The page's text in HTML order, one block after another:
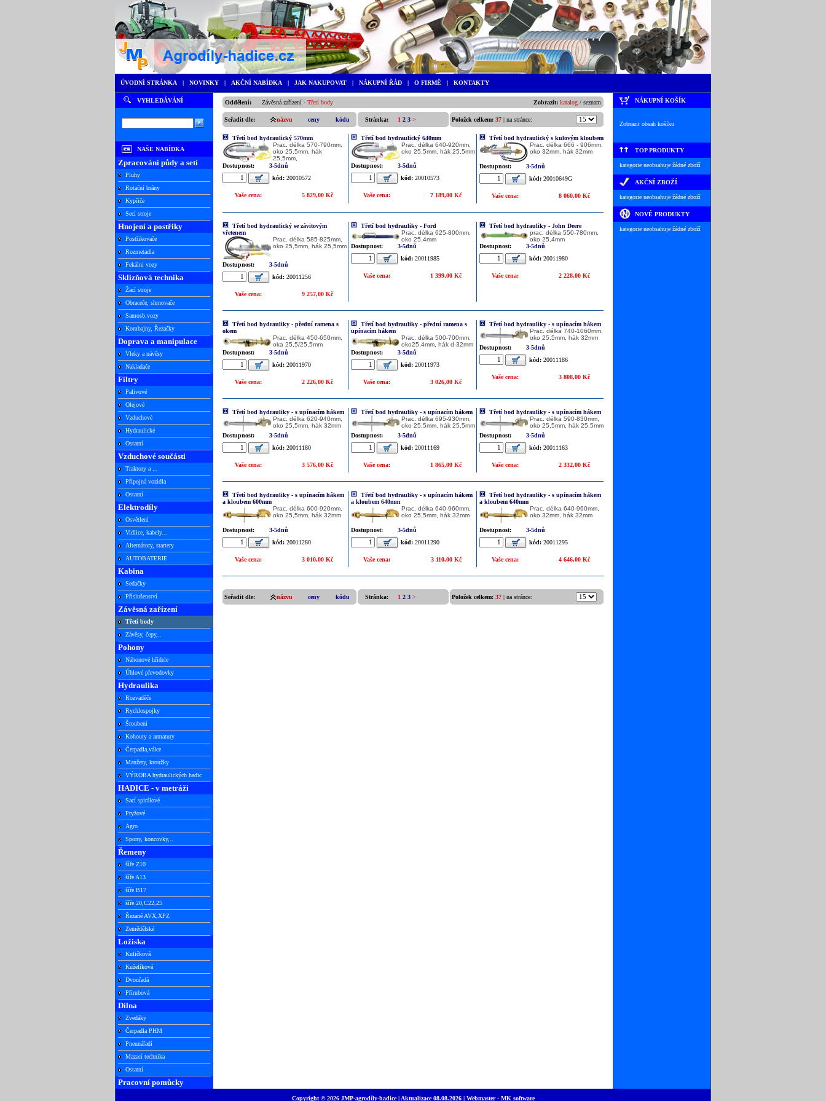
ÚVODNÍ STRÁNKA | NOVINKY | AKČNÍ NABÍDKA | JAK NAKUPOVAT | NÁKUPNÍ ŘÁD | O FIRMĚ | KONTAKTY
VYHLEDÁVÁNÍ
NAŠE NABÍDKA
Zpracování půdy a setí
Pluhy
Rotační brány
Kypřiče
Secí stroje
Hnojení a postřiky
Postřikovače
Rozmetadla
Fekální vozy
Sklizňová technika
Žací stroje
Obraceče, shrnovače
Samosb.vozy
Kombajny, Řezačky
Doprava a manipulace
Vleky a návěsy
Nakladače
Filtry
Palivové
Olejové
Vzduchové
Hydraulické
Ostatní
Vzduchové součásti
Traktory a ...
Přípojná vozidla
Ostatní
Elektrodíly
Osvětlení
Vidlice, kabely...
Alternátory, startery
AUTOBATERIE
Kabina
Sedačky
Příslušenství
Závěsná zařízení
Třetí body
Závěsy, čepy,..
Pohony
Náhonové hřídele
Úhlové převodovky
Hydraulika
Rozvaděče
Rychlospojky
Šroubení
Kohouty a armatury
Čerpadla,válce
Manžety, kroužky
VÝROBA hydraulických hadic
HADICE - v metráži
Sací spirálové
Pryžové
Agro
Spony, koncovky,..
Řemeny
šíře Z10
šíře A13
šíře B17
šíře 20,C22,25
Řezané AVX,XPZ
Zemědělské
Ložiska
Kuličková
Kuželíková
Dvouřadá
Přírubová
Dílna
Zvedáky
Čerpadla PHM
Pneunářadí
Mazací technika
Ostatní
Pracovní pomůcky
Oddělení: Závěsná zařízení - Třetí body Zobrazit: katalog / seznam
Seřadit dle: názvu ceny kódu Stránka: 1 2 3 > Položek celkem: 37 | na stránce:
Třetí bod hydraulický 570mm
Prac. délka 570-790mm,
oko 25,5mm, hák
25,5mm,
Dostupnost:
3-5dnů
kód: 20010572
Vaše cena: 5 829,00 Kč
Třetí bod hydraulický 640mm
Prac. délka 640-920mm,
oko 25,5mm, hák 25,5mm
Dostupnost:
3-5dnů
kód: 20010573
Vaše cena: 7 189,00 Kč
Třetí bod hydraulický s kulovým kloubem
Prac. délka 666 - 906mm,
oko 32mm, hák 32mm
Dostupnost:
3-5dnů
kód: 20010649G
Vaše cena: 8 060,00 Kč
Třetí bod hydraulický se závitovým
vřetenem
Prac. délka 585-825mm,
oko 25,5mm, hák 25,5mm
Dostupnost:
3-5dnů
kód: 20011256
Vaše cena: 9 257,00 Kč
Třetí bod hydrauliky - Ford
Prac. délka 625-800mm,
oko 25,4mm
Dostupnost:
3-5dnů
kód: 20011985
Vaše cena: 1 399,00 Kč
Třetí bod hydrauliky - John Deere
prac. délka 550-780mm,
oko 25,4mm
Dostupnost:
3-5dnů
kód: 20011980
Vaše cena: 2 228,00 Kč
Třetí bod hydrauliky - přední ramena s
okem
Prac. délka 450-650mm,
oka 25,5/25,5mm
Dostupnost:
3-5dnů
kód: 20011970
Vaše cena: 2 226,00 Kč
Třetí bod hydrauliky - přední ramena s
upínacím hákem
Prac. délka 500-700mm,
oko25,4mm, hák d-32mm
Dostupnost:
3-5dnů
kód: 20011973
Vaše cena: 3 026,00 Kč
Třetí bod hydrauliky - s upínacím hákem
Prac. délka 740-1060mm,
oko 25,5mm, hák 32mm
Dostupnost:
3-5dnů
kód: 20011186
Vaše cena: 3 808,00 Kč
Třetí bod hydrauliky - s upínacím hákem
Prac. délka 620-940mm,
oko 25,5mm, hák 32mm
Dostupnost:
3-5dnů
kód: 20011180
Vaše cena: 3 576,00 Kč
Třetí bod hydrauliky - s upínacím hákem
Prac. délka 695-930mm,
oko 25,5mm, hák 25,5mm
Dostupnost:
3-5dnů
kód: 20011169
Vaše cena: 1 865,00 Kč
Třetí bod hydrauliky - s upínacím hákem
Prac. délka 590-830mm,
oko 25,5mm, hák 25,5mm
Dostupnost:
3-5dnů
kód: 20011163
Vaše cena: 2 332,00 Kč
Třetí bod hydrauliky - s upínacím hákem
a kloubem 600mm
Prac. délka 600-920mm,
oko 25,5mm, hák 32mm
Dostupnost:
3-5dnů
kód: 20011280
Vaše cena: 3 010,00 Kč
Třetí bod hydrauliky - s upínacím hákem
a kloubem 640mm
Prac. délka 640-960mm,
oko 25,5mm, hák 32mm
Dostupnost:
3-5dnů
kód: 20011290
Vaše cena: 3 110,00 Kč
Třetí bod hydrauliky - s upínacím hákem
a kloubem 640mm
Prac. délka 640-960mm,
oko 32mm, hák 32mm
Dostupnost:
3-5dnů
kód: 20011295
Vaše cena: 4 646,00 Kč
Seřadit dle: názvu ceny kódu Stránka: 1 2 3 > Položek celkem: 37 | na stránce:
NÁKUPNÍ KOŠÍK
Zobrazit obsah košíku
TOP PRODUKTY
kategorie neobsahuje žádné zboží
AKČNÍ ZBOŽÍ
kategorie neobsahuje žádné zboží
NOVÉ PRODUKTY
kategorie neobsahuje žádné zboží
Copyright © 2026 JMP-agrodíly-hadice | Aktualizace 08.08.2026 | Webmaster - MK software